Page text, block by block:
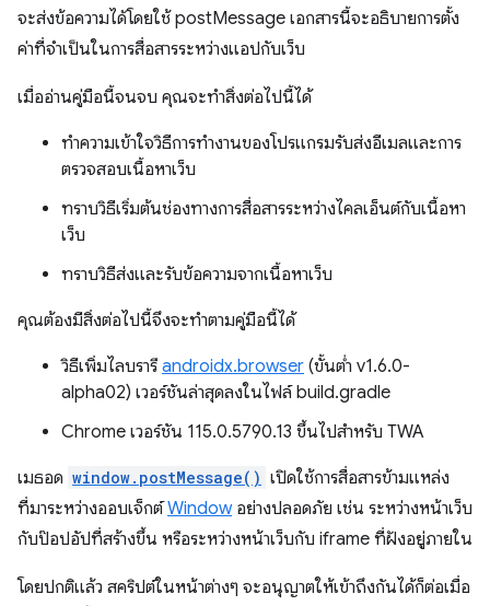
จะส่งข้อความได้โดยใช้ postMessage เอกสารนี้จะอธิบายการตั้ง
ค่าที่จําเป็นในการสื่อสารระหว่างแอปกับเว็บ
เมื่ออ่านคู่มือนี้จนจบ คุณจะทําสิ่งต่อไปนี้ได้
ทําความเข้าใจวิธีการทํางานของโปรแกรมรับส่งอีเมลและการ
ตรวจสอบเนื้อหาเว็บ
ทราบวิธีเริ่มต้นช่องทางการสื่อสารระหว่างไคลเอ็นต์กับเนื้อหา
เว็บ
ทราบวิธีส่งและรับข้อความจากเนื้อหาเว็บ
คุณต้องมีสิ่งต่อไปนี้จึงจะทำตามคู่มือนี้ได้
วิธีเพิ่มไลบรารี androidx.browser (ขั้นต่ำ v1.6.0-
alpha02) เวอร์ชันล่าสุดลงในไฟล์ build.gradle
Chrome เวอร์ชัน 115.0.5790.13 ขึ้นไปสำหรับ TWA
เมธอด window.postMessage() เปิดใช้การสื่อสารข้ามแหล่ง
ที่มาระหว่างออบเจ็กต์Windowอย่างปลอดภัย เช่น ระหว่างหน้าเว็บ
กับป๊อปอัปที่สร้างขึ้น หรือระหว่างหน้าเว็บกับ iframe ที่ฝังอยู่ภายใน
โดยปกติแล้ว สคริปต์ในหน้าต่างๆ จะอนุญาตให้เข้าถึงกันได้ก็ต่อเมื่อ